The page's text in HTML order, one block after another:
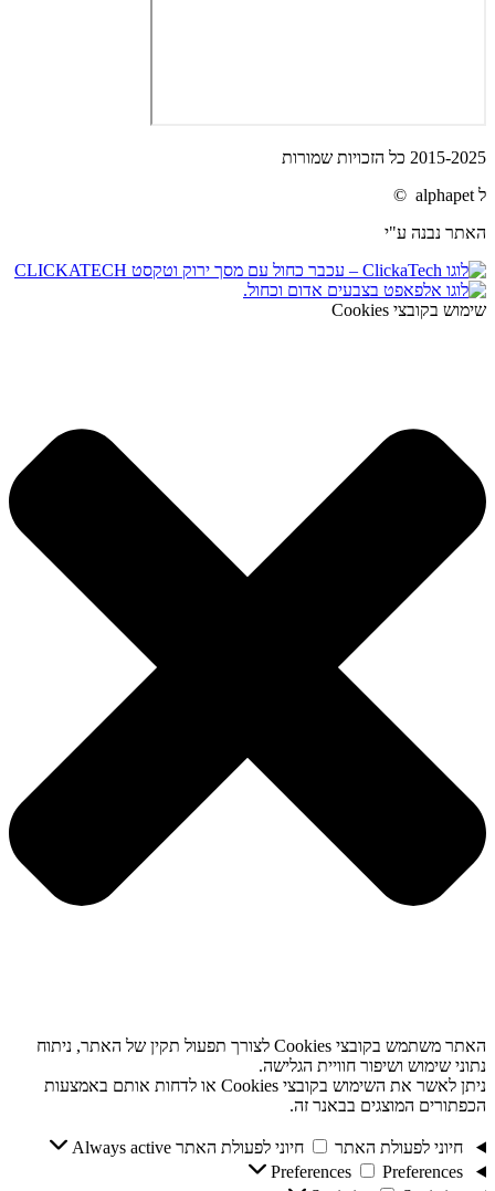
2015-2025 כל הזכויות שמורות
ל alphapet ©
האתר נבנה ע"י
שימוש בקובצי Cookies
האתר משתמש בקובצי Cookies לצורך תפעול תקין של האתר, ניתוח
נתוני שימוש ושיפור חוויית הגלישה.
ניתן לאשר את השימוש בקובצי Cookies או לדחות אותם באמצעות
הכפתורים המוצגים בבאנר זה.
חיוני לפעולת האתר חיוני לפעולת האתר Always active
Preferences
Preferences